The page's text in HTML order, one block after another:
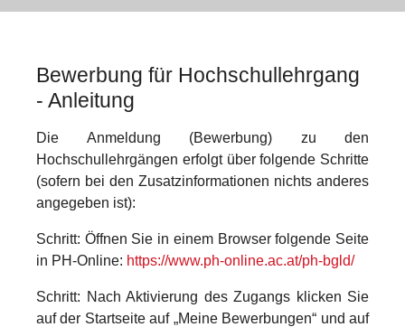
Bewerbung für Hochschullehrgang
- Anleitung
Die Anmeldung (Bewerbung) zu den
Hochschullehrgängen erfolgt über folgende Schritte
(sofern bei den Zusatzinformationen nichts anderes
angegeben ist):
Schritt: Öffnen Sie in einem Browser folgende Seite
in PH-Online: https://www.ph-online.ac.at/ph-bgld/
Schritt: Nach Aktivierung des Zugangs klicken Sie
auf der Startseite auf „Meine Bewerbungen“ und auf